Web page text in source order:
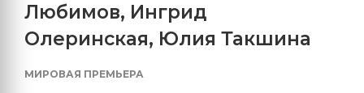
Любимов, Ингрид
Олеринская, Юлия Такшина
МИРОВАЯ ПРЕМЬЕРА